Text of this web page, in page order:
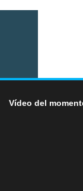
Vídeo del